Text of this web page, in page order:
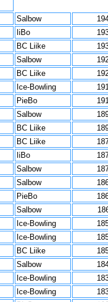
Salbow
IiBo
BC Liike
Salbow
BC Liike
Ice-Bowling
PieBo
Salbow
BC Liike
BC Liike
IiBo
Salbow
Salbow
PieBo
Salbow
Ice-Bowling
Ice-Bowling
BC Liike
Salbow
Ice-Bowling
Ice-Bowling